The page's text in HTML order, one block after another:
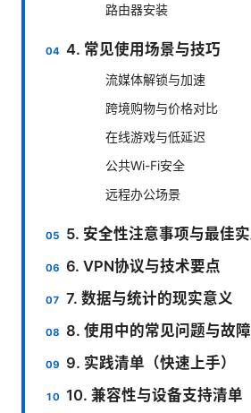
路由器安装
4. 常见使用场景与技巧
流媒体解锁与加速
跨境购物与价格对比
在线游戏与低延迟
公共Wi-Fi安全
远程办公场景
5. 安全性注意事项与最佳
6. VPN协议与技术要点
7. 数据与统计的现实意义
8. 使用中的常见问题与故
9. 实践清单（快速上手）
10. 兼容性与设备支持清单